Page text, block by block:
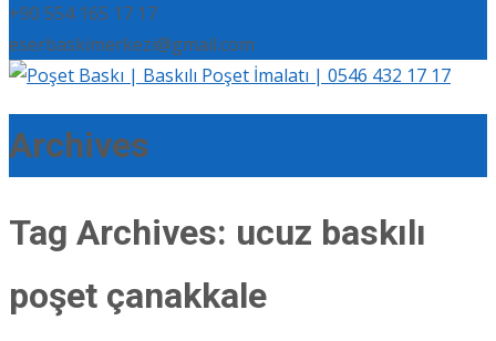
+90 554 165 17 17
eserbaskimerkezi@gmail.com
Archives
Tag Archives: ucuz baskılı
poşet çanakkale